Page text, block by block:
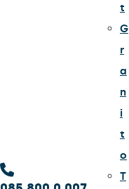
t
G
r
a
n
i
t
o
T